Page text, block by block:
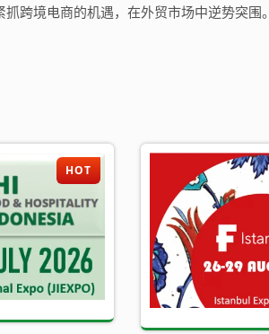
跨境电商的机遇，在外贸市场中逆势突围。
HOT